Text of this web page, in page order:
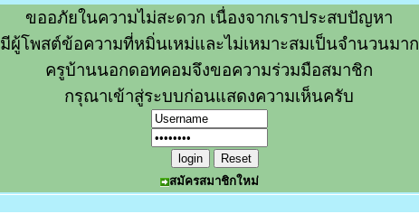
ขออภัยในความไม่สะดวก เนื่องจากเราประสบปัญหา
มีผู้โพสต์ข้อความที่หมิ่นเหม่และไม่เหมาะสมเป็นจำนวนมาก
ครูบ้านนอกดอทคอมจึงขอความร่วมมือสมาชิก
กรุณาเข้าสู่ระบบก่อนแสดงความเห็นครับ
สมัครสมาชิกใหม่